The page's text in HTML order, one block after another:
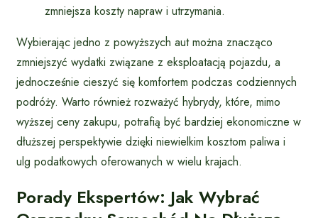
zmniejsza koszty napraw i utrzymania.
Wybierając jedno z powyższych aut można znacząco
zmniejszyć wydatki związane z eksploatacją pojazdu, a
jednocześnie cieszyć się komfortem podczas codziennych
podróży. Warto również rozważyć hybrydy, które, mimo
wyższej ceny zakupu, potrafią być bardziej ekonomiczne w
dłuższej perspektywie dzięki niewielkim kosztom paliwa i
ulg podatkowych oferowanych w wielu krajach.
Porady Ekspertów: Jak Wybrać